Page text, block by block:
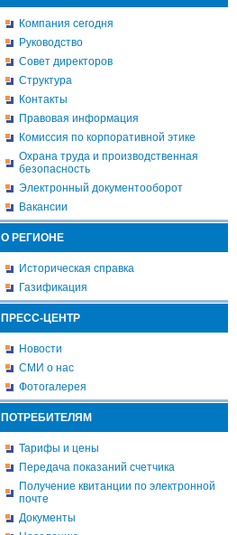
Компания сегодня
Руководство
Совет директоров
Структура
Контакты
Правовая информация
Комиссия по корпоративной этике
Охрана труда и производственная
безопасность
Электронный документооборот
Вакансии
О РЕГИОНЕ
Историческая справка
Газификация
ПРЕСС-ЦЕНТР
Новости
СМИ о нас
Фотогалерея
ПОТРЕБИТЕЛЯМ
Тарифы и цены
Передача показаний счетчика
Получение квитанции по электронной
почте
Документы